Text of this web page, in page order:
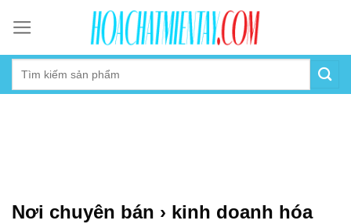
content
Nơi chuyên bán › kinh doanh hóa